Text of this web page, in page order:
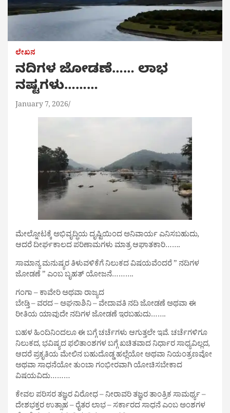
ಲೇಖನ
ನದಿಗಳ ಜೋಡಣೆ…… ಲಾಭ
ನಷ್ಟಗಳು………
January 7, 2026
ಮೇಲ್ನೋಟಕ್ಕೆ ಅಭಿವೃದ್ಧಿಯ ದೃಷ್ಟಿಯಿಂದ ಅನಿವಾರ್ಯ ಎನಿಸಬಹುದು,
ಆದರೆ ದೀರ್ಘಕಾಲದ ಪರಿಣಾಮಗಳು ಮಾತ್ರ ಆಘಾತಕಾರಿ…….
ಸಾಮಾನ್ಯ ಮನುಷ್ಯರ ತಿಳುವಳಿಕೆಗೆ ನಿಲುಕದ ವಿಷಯವೆಂದರೆ ” ನದಿಗಳ
ಜೋಡಣೆ ” ಎಂಬ ಬೃಹತ್ ಯೋಜನೆ……….
ಗಂಗಾ – ಕಾವೇರಿ ಅಥವಾ ರಾಜ್ಯದ
ಬೇಡ್ತಿ – ವರದ – ಅಘನಾಶಿನಿ – ವೇದಾವತಿ ನದಿ ಜೋಡಣೆ ಅಥವಾ ಈ
ರೀತಿಯ ಯಾವುದೇ ನದಿಗಳ ಜೋಡಣೆ ಇರಬಹುದು…….
ಬಹಳ ಹಿಂದಿನಿಂದಲೂ ಈ ಬಗ್ಗೆ ಚರ್ಚೆಗಳು ಆಗುತ್ತಲೇ ಇವೆ. ಚರ್ಚೆಗಳಿಗೂ
ನಿಲುಕದ, ಭವಿಷ್ಯದ ಫಲಿತಾಂಶಗಳ ಬಗ್ಗೆ ಖಚಿತವಾದ ನಿರ್ಧಾರ ಸಾಧ್ಯವಿಲ್ಲದ,
ಆದರೆ ಪ್ರಕೃತಿಯ ಮೇಲಿನ ಬಹುದೊಡ್ಡ ಹಲ್ಲೆಯೋ ಅಥವಾ ನಿಯಂತ್ರಣವೋ
ಅಥವಾ ಸಾಧನೆಯೋ ತುಂಬಾ ಗಂಭೀರವಾಗಿ ಯೋಚಿಸಬೇಕಾದ
ವಿಷಯವಿದು………
ಕೇವಲ ಪರಿಸರ ತಜ್ಞರ ವಿರೋಧ – ನೀರಾವರಿ ತಜ್ಞರ ತಾಂತ್ರಿಕ ಸಾಮರ್ಥ್ಯ –
ದೇಶಭಕ್ತರ ಉತ್ಸಾಹ – ರೈತರ ಲಾಭ – ಸರ್ಕಾರದ ಸಾಧನೆ ಎಂಬ ಅಂಶಗಳ